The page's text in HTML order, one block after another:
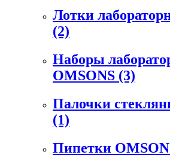
Лотки
(2)
Наборы
OMSONS (3)
Палочки
(1)
Пипетки